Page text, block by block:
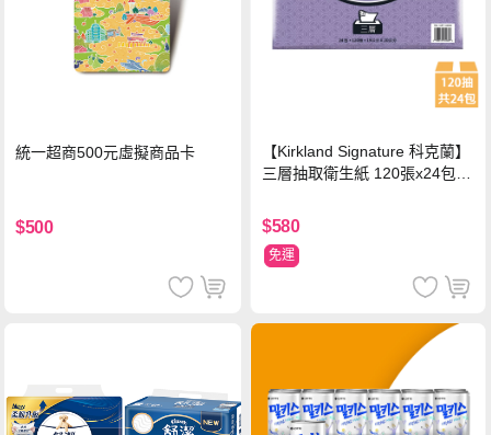
統一超商500元虛擬商品卡
$500
【Kirkland Signature 科克蘭】
三層抽取衛生紙 120張x24包x1
$580
免運